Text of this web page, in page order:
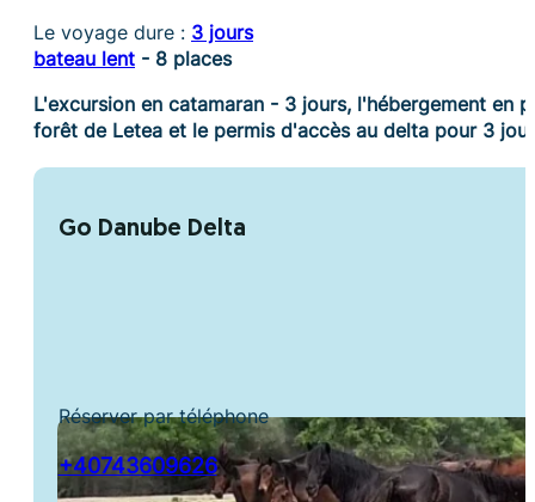
Le voyage dure : 3 jours
bateau lent - 8 places
L'excursion en catamaran - 3 jours, l'hébergement en
forêt de Letea et le permis d'accès au delta pour 3
Go Danube Delta
Réserver par téléphone
+40743609626